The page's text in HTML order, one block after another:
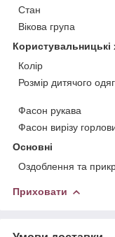
Стан
Вікова група
Користувальницькі
Колір
Розмір дитячого
Фасон рукава
Фасон вирізу
Основні
Оздоблення та
Приховати